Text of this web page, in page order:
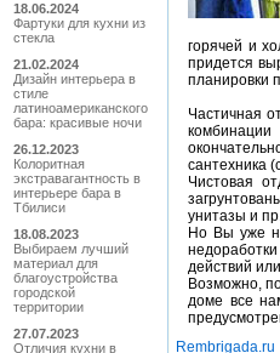
18.06.2024
Фартуки для кухни из
стекла
21.02.2024
Дизайн интерьера в
стиле
латиноамериканского
бара: красивые ночи
26.12.2023
Колоритная
экстравагантность в
интерьере бара в
Тбилиси
18.08.2023
Выбираем лучший
материал для
благоустройства
городской
территории
27.07.2023
Отличия кухни в
горячей и
придется
планировки
Частичная
сантехника
Чистовая
унитазы и
Но Вы уже
действий
Возможно,
доме все
Rembrigada.ru